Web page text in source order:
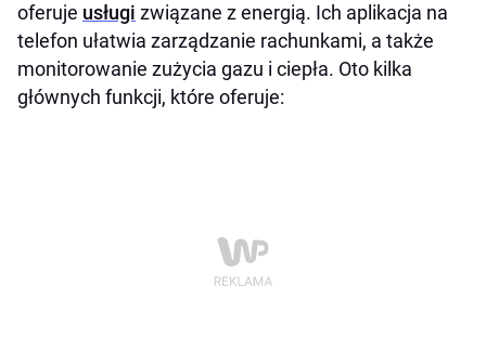
oferuje usługi związane z energią. Ich aplikacja na
telefon ułatwia zarządzanie rachunkami, a także
monitorowanie zużycia gazu i ciepła. Oto kilka
głównych funkcji, które oferuje: